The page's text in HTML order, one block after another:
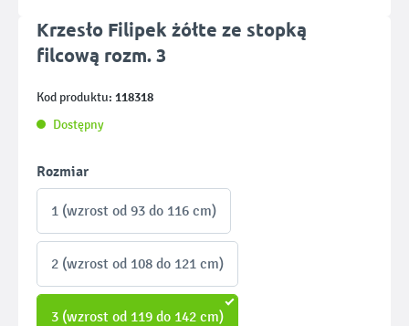
Krzesło Filipek żółte ze stopką
filcową rozm. 3
Kod produktu: 118318
Dostępny
Wybierz
Rozmiar
1 (wzrost od 93 do 116 cm)
2 (wzrost od 108 do 121 cm)
3 (wzrost od 119 do 142 cm)